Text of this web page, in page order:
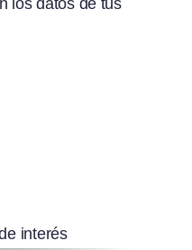
los datos de tus